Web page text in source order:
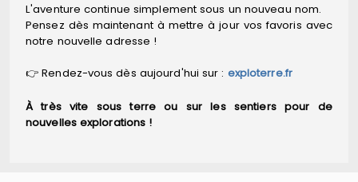
L'aventure continue simplement sous un nouveau nom.
Pensez dès maintenant à mettre à jour vos favoris avec
notre nouvelle adresse !
👉 Rendez-vous dès aujourd'hui sur : exploterre.fr
À très vite sous terre ou sur les sentiers pour de
nouvelles explorations !